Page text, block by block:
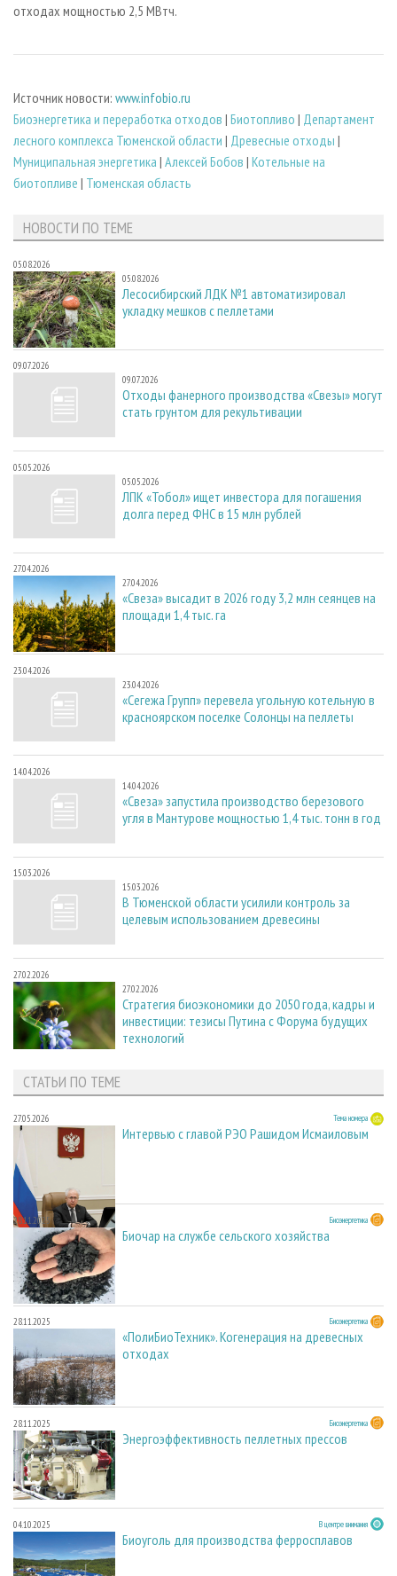
отходах мощностью 2,5 МВтч.
Источник новости: www.infobio.ru
Биoэнергетика и переработка отходов | Биотопливо | Департамент
лесного комплекса Тюменской области | Древесные отходы |
Муниципальная энергетика | Алексей Бобов | Котельные на
биотопливе | Тюменская область
НОВОСТИ ПО ТЕМЕ
05.08.2026
05.08.2026
Лесосибирский ЛДК №1 автоматизировал
укладку мешков с пеллетами
09.07.2026
09.07.2026
Отходы фанерного производства «Свезы» могут
стать грунтом для рекультивации
05.05.2026
05.05.2026
ЛПК «Тобол» ищет инвестора для погашения
долга перед ФНС в 15 млн рублей
27.04.2026
27.04.2026
«Свеза» высадит в 2026 году 3,2 млн сеянцев на
площади 1,4 тыс. га
23.04.2026
23.04.2026
«Сегежа Групп» перевела угольную котельную в
красноярском поселке Солонцы на пеллеты
14.04.2026
14.04.2026
«Свеза» запустила производство березового
угля в Мантурове мощностью 1,4 тыс. тонн в год
15.03.2026
15.03.2026
В Тюменской области усилили контроль за
целевым использованием древесины
27.02.2026
27.02.2026
Стратегия биоэкономики до 2050 года, кадры и
инвестиции: тезисы Путина с Форума будущих
технологий
СТАТЬИ ПО ТЕМЕ
27.05.2026 Тема номера
Интервью с главой РЭО Рашидом Исмаиловым
28.11.2025 Биоэнергетика
Биочар на службе сельского хозяйства
28.11.2025 Биоэнергетика
«ПолиБиоТехник». Когенерация на древесных
отходах
28.11.2025 Биоэнергетика
Энергоэффективность пеллетных прессов
04.10.2025 В центре внимания
Биоуголь для производства ферросплавов